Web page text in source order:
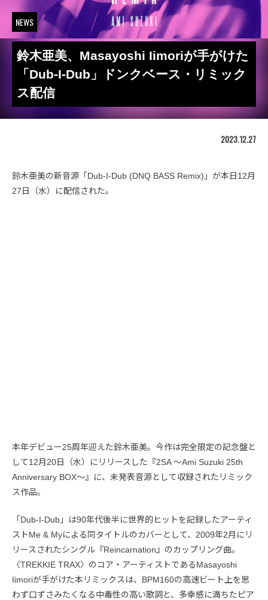
NEWS
鈴木亜美、Masayoshi Iimoriが手がけた
「Dub-I-Dub」ドンクベース・リミック
ス配信
2023.12.27
鈴木亜美の新音源「Dub-I-Dub (DNQ BASS Remix)」が本日12月
27日（水）に配信された。
本年デビュー25周年迎えた鈴木亜美。今作は完全限定の記念盤と
して12月20日（水）にリリースした『2SA ～Ami Suzuki 25th
Anniversary BOX～』に、未発表音源として収録されたリミック
ス作品。
「Dub-I-Dub」は90年代後半に世界的ヒットを記録したアーティ
ストMe & Myによる同タイトルのカバーとして、2009年2月にリ
リースされたシングル『Reincarnation』のカップリング曲。
〈TREKKIE TRAX〉のコア・アーティストであるMasayoshi
Iimoriが手がけた本リミックスは、BPM160の高速ビート上を思
わず口ずさみたくなる中毒性の高い歌詞と、多幸感に満ちたピア